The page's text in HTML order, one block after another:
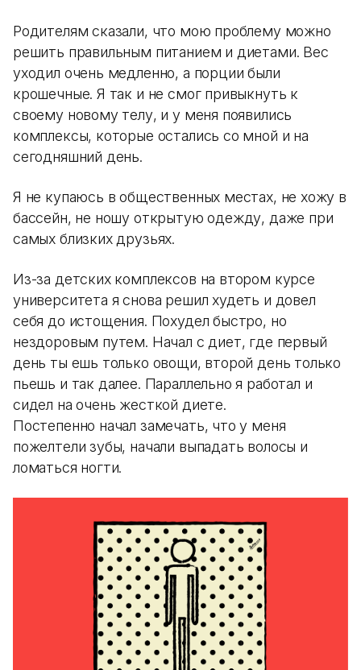
Родителям сказали, что мою проблему можно
решить правильным питанием и диетами. Вес
уходил очень медленно, а порции были
крошечные. Я так и не смог привыкнуть к
своему новому телу, и у меня появились
комплексы, которые остались со мной и на
сегодняшний день.
Я не купаюсь в общественных местах, не хожу в
бассейн, не ношу открытую одежду, даже при
самых близких друзьях.
Из-за детских комплексов на втором курсе
университета я снова решил худеть и довел
себя до истощения. Похудел быстро, но
нездоровым путем. Начал с диет, где первый
день ты ешь только овощи, второй день только
пьешь и так далее. Параллельно я работал и
сидел на очень жесткой диете.
Постепенно начал замечать, что у меня
пожелтели зубы, начали выпадать волосы и
ломаться ногти.